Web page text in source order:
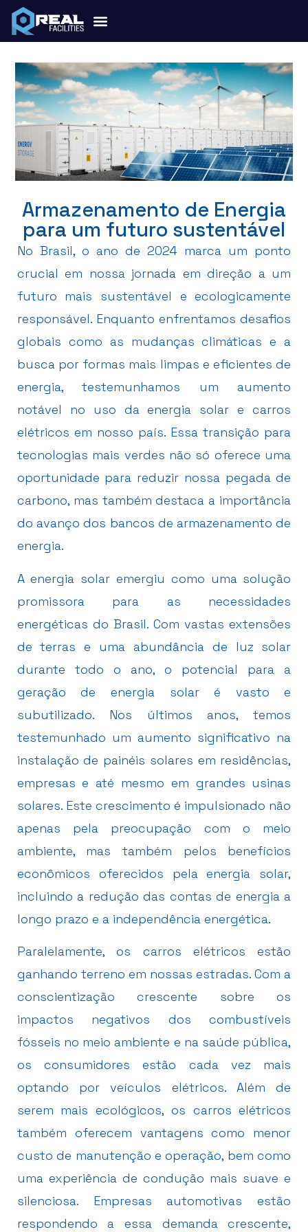
Armazenamento de Energia
para um futuro sustentável
No Brasil, o ano de 2024 marca um ponto
crucial em nossa jornada em direção a um
futuro mais sustentável e ecologicamente
responsável. Enquanto enfrentamos desafios
globais como as mudanças climáticas e a
busca por formas mais limpas e eficientes de
energia, testemunhamos um aumento
notável no uso da energia solar e carros
elétricos em nosso país. Essa transição para
tecnologias mais verdes não só oferece uma
oportunidade para reduzir nossa pegada de
carbono, mas também destaca a importância
do avanço dos bancos de armazenamento de
energia.
A energia solar emergiu como uma solução
promissora para as necessidades
energéticas do Brasil. Com vastas extensões
de terras e uma abundância de luz solar
durante todo o ano, o potencial para a
geração de energia solar é vasto e
subutilizado. Nos últimos anos, temos
testemunhado um aumento significativo na
instalação de painéis solares em residências,
empresas e até mesmo em grandes usinas
solares. Este crescimento é impulsionado não
apenas pela preocupação com o meio
ambiente, mas também pelos benefícios
econômicos oferecidos pela energia solar,
incluindo a redução das contas de energia a
longo prazo e a independência energética.
Paralelamente, os carros elétricos estão
ganhando terreno em nossas estradas. Com a
conscientização crescente sobre os
impactos negativos dos combustíveis
fósseis no meio ambiente e na saúde pública,
os consumidores estão cada vez mais
optando por veículos elétricos. Além de
serem mais ecológicos, os carros elétricos
também oferecem vantagens como menor
custo de manutenção e operação, bem como
uma experiência de condução mais suave e
silenciosa. Empresas automotivas estão
respondendo a essa demanda crescente,